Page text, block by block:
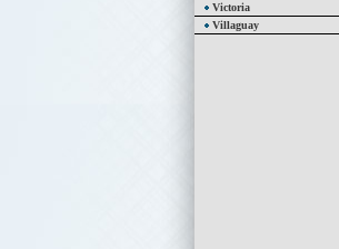
Victoria
Villaguay